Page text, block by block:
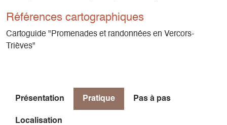
Références cartographiques
Cartoguide "Promenades et randonnées en Vercors-
Trièves"
Présentation Pratique Pas à pas
Localisation